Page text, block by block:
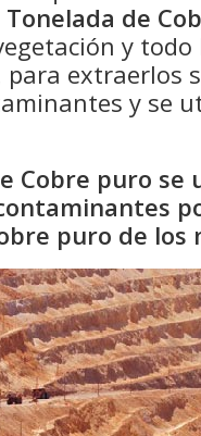
Tonelada de
y
extraerlos
y se
Cobre puro se
puro de los